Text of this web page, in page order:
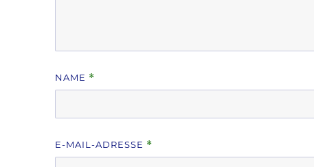
NAME *
E-MAIL-ADRESSE *